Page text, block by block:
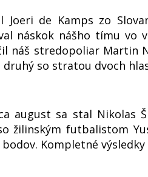
Joeri de Kamps zo
náskok nášho tímu vo
náš stredopoliar Martin
so stratou dvoch
august sa stal Nikolas
žilinským futbalistom
Kompletné